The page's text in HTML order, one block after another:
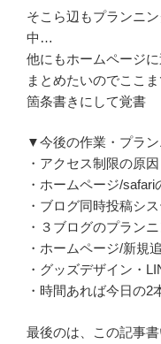
そこら辺もプランニ
中…
他にもホームページ
まとめたいのでここ
箇条書きにして覚書
▼今後の作業・プラ
・アクセス制限の原
・ホームページ/
・ブログ同時投稿シ
・３ブログのプラン
・ホームページ/新規
・グッズデザイン・
・時間あれば今日の2
最後のは、この記事